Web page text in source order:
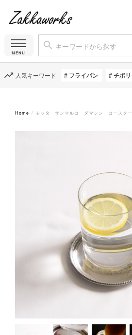
人気キーワード フライパン チボリ
Home モッタ サンマルコ ダマシン コースター